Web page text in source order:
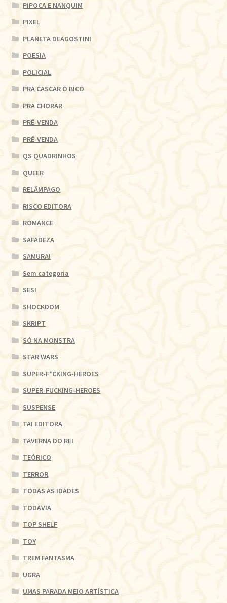
PIPOCA E NANQUIM
PIXEL
PLANETA DEAGOSTINI
POESIA
POLICIAL
PRA CASCAR O BICO
PRA CHORAR
PRÉ-VENDA
PRÉ-VENDA
QS QUADRINHOS
QUEER
RELÂMPAGO
RISCO EDITORA
ROMANCE
SAFADEZA
SAMURAI
Sem categoria
SESI
SHOCKDOM
SKRIPT
SÓ NA MONSTRA
STAR WARS
SUPER-F*CKING-HEROES
SUPER-FUCKING-HEROES
SUSPENSE
TAI EDITORA
TAVERNA DO REI
TEÓRICO
TERROR
TODAS AS IDADES
TODAVIA
TOP SHELF
TOY
TREM FANTASMA
UGRA
UMAS PARADA MEIO ARTÍSTICA